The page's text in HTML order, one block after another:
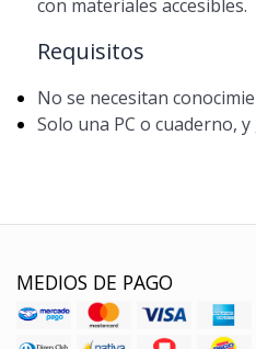
con materiales accesibles.
Requisitos
No se necesitan
Solo una PC o cuaderno,
MEDIOS DE PAGO